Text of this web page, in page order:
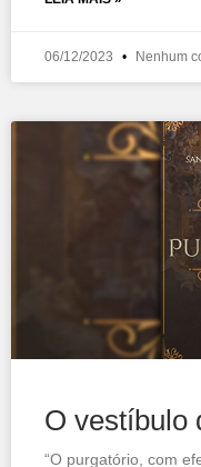
06/12/2023 Nenhum
O vestíbulo
“O purgatório, com